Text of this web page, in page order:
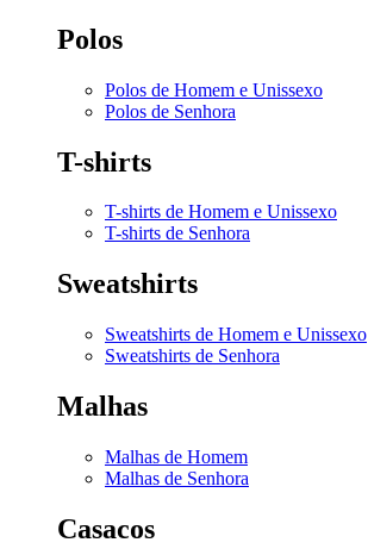
Polos
Polos de Homem e Unissexo
Polos de Senhora
T-shirts
T-shirts de Homem e Unissexo
T-shirts de Senhora
Sweatshirts
Sweatshirts de Homem e Unissexo
Sweatshirts de Senhora
Malhas
Malhas de Homem
Malhas de Senhora
Casacos